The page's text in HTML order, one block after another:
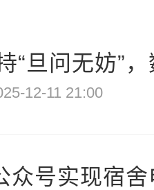
“旦问无妨”
12-11 21:00
众号实现宿